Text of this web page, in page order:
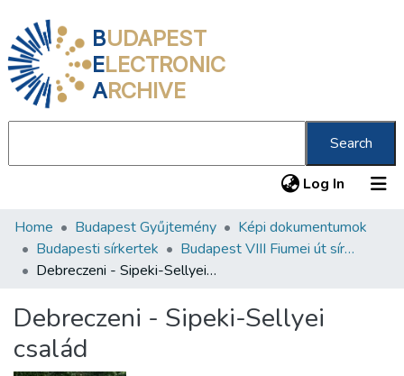
BUDAPEST
ELECTRONIC
ARCHIVE
Search
Log In (current)
Communities & Collections
All of DSpace
About us
Home Budapest Gyűjtemény
Képi dokumentumok
Budapesti sírkertek
Budapest VIII Fiumei út sírkert 2. rész
Debreczeni - Sipeki-Sellyei család
Debreczeni - Sipeki-Sellyei
család